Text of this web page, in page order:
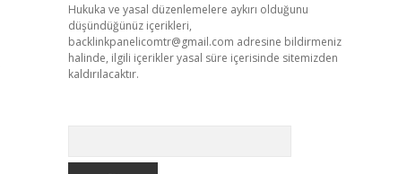
Hukuka ve yasal düzenlemelere aykırı olduğunu
düşündüğünüz içerikleri,
backlinkpanelicomtr@gmail.com adresine bildirmeniz
halinde, ilgili içerikler yasal süre içerisinde sitemizden
kaldırılacaktır.